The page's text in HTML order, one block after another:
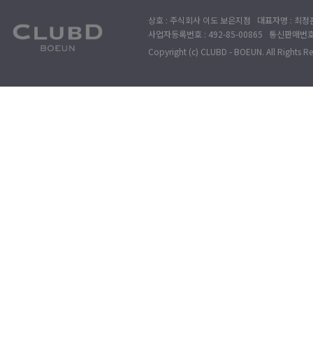
상호 : 주식회사 이도 보은지점 대표자명 : 최
사업자등록번호 : 492-85-00865 통신판매
Copyright (c) CLUBD - BOEUN. All Rights